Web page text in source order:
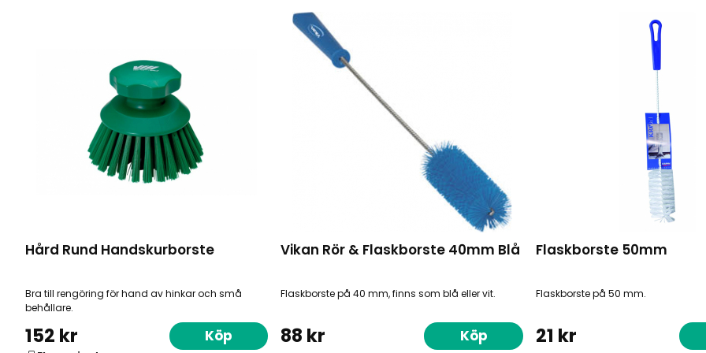
Hård Rund Handskurborste
Bra till rengöring för hand av hinkar och små
behållare.
152 kr Köp
Vikan Rör & Flaskborste 40mm Blå
Flaskborste på 40 mm, finns som blå eller vit.
88 kr Köp
Flaskborste 50mm
Flaskborste på 50 mm.
21 kr